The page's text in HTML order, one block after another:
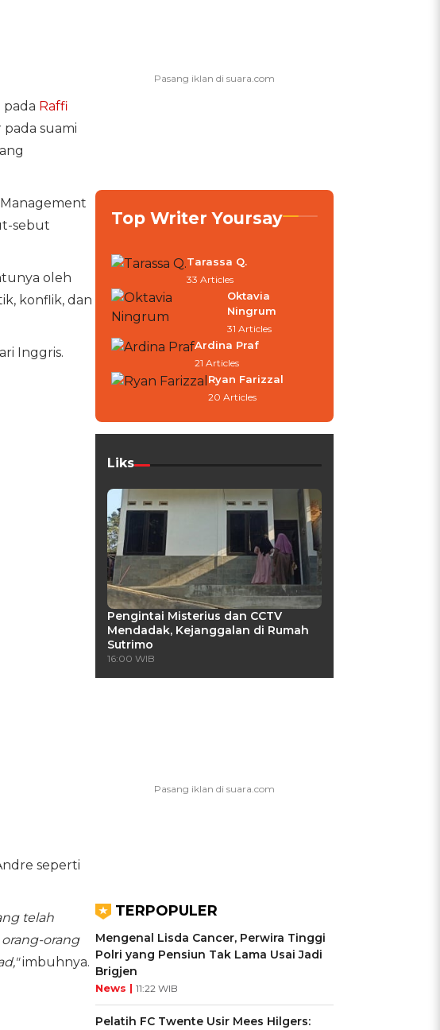
pada Raffi
suami
sebut
oleh
konflik, dan
Inggris.
seperti
telah
orang
imbuhnya.
Top Writer Yoursay
Tarassa Q.
33 Articles
Oktavia
Ningrum
31 Articles
Ardina Praf
21 Articles
Ryan Farizzal
20 Articles
Liks
Pengintai Misterius dan CCTV
Mendadak, Kejanggalan di Rumah
Sutrimo
16:00 WIB
TERPOPULER
Mengenal Lisda Cancer, Perwira Tinggi
Polri yang Pensiun Tak Lama Usai Jadi
Brigjen
News | 11:22 WIB
Pelatih FC Twente Usir Mees Hilgers: